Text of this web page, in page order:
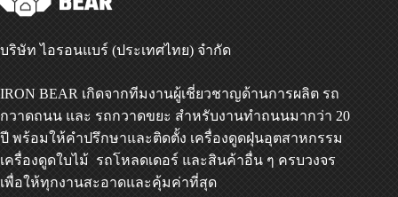
บริษัท ไอรอนแบร์ (ประเทศไทย) จำกัด
IRON BEAR เกิดจากทีมงานผู้เชี่ยวชาญด้านการผลิต รถ
กวาดถนน และ รถกวาดขยะ สำหรับงานทำถนนมากว่า 20
ปี พร้อมให้คำปรึกษาและติดตั้ง เครื่องดูดฝุ่นอุตสาหกรรม
เครื่องดูดใบไม้ รถโหลดเดอร์ และสินค้าอื่น ๆ ครบวงจร
เพื่อให้ทุกงานสะอาดและคุ้มค่าที่สุด